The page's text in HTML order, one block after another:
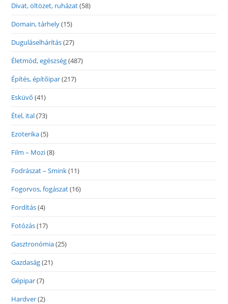
Divat, öltözet, ruházat(58)
Domain, tárhely(15)
Duguláselhárítás(27)
Életmód, egészség(487)
Építés, építőipar(217)
Esküvő (41)
Étel, ital(73)
Ezoterika(5)
Film – Mozi(8)
Fodrászat – Smink(11)
Fogorvos, fogászat(16)
Fordítás(4)
Fotózás(17)
Gasztronómia(25)
Gazdaság(21)
Gépipar(7)
Hardver(2)